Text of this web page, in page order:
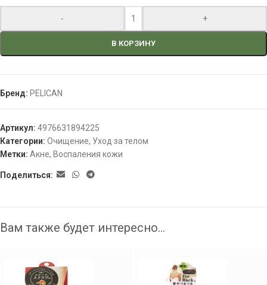
- +
В КОРЗИНУ
Бренд: PELICAN
Артикул: 4976631894225
Категории: Очищение, Уход за телом
Метки: Акне, Воспаления кожи
Поделиться:
Вам также будет интересно…